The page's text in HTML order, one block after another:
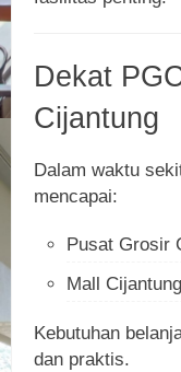
Dekat
Cijantung
Dalam waktu
mencapai:
Pusat Grosir
Mall Cijantung
Kebutuhan
dan praktis.